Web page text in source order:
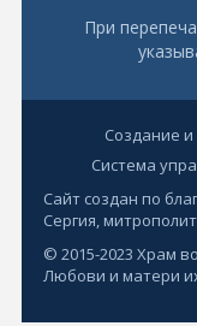
При
Создание
Система
Сайт создан по
Сергия,
© 2015-2023 Храм
Любови и матери